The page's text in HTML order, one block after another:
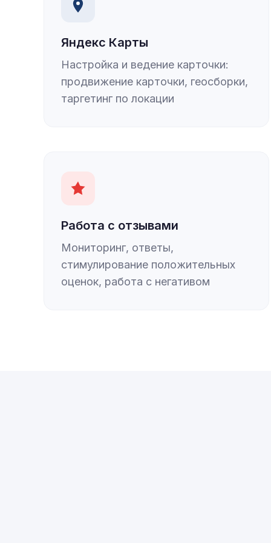
Яндекс Карты
Настройка и ведение карточки:
продвижение карточки, геосборки,
таргетинг по локации
Работа с отзывами
Мониторинг, ответы,
стимулирование положительных
оценок, работа с негативом